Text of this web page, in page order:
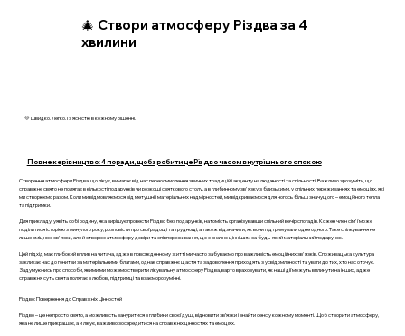
🎄 Створи атмосферу Різдва за 4
хвилини
💛 Швидко. Легко. І з ясністю в кожному рішенні.
Повне керівництво: 4 поради, щоб зробити це Різдво часом внутрішнього спокою
Створення атмосфери Різдва, що лікує, вимагає від нас переосмислення звичних традицій і акценту на людяності та спільності. Важливо зрозуміти, що
справжнє свято не полягає в кількості подарунків чи розкоші святкового столу, а в глибинному зв'язку з близькими, у спільних переживаннях та емоціях, які
ми створюємо разом. Коли ми відмовляємося від метушні і матеріальних надмірностей, ми відкриваємося для чогось більш значущого – емоційного тепла
та підтримки.
Для прикладу, уявіть собі родину, яка вирішує провести Різдво без подарунків, натомість організувавши спільний вечір спогадів. Кожен член сім'ї може
поділитися історією з минулого року, розповісти про свої радощі та труднощі, а також відзначити, як вони підтримували одне одного. Таке спілкування не
лише зміцнює зв'язки, але й створює атмосферу довіри та співпереживання, що є значно ціннішим за будь-який матеріальний подарунок.
Цей підхід має глибокий вплив на читача, адже в повсякденному житті ми часто забуваємо про важливість емоційних зв'язків. Споживацька культура
закликає нас до гонитви за матеріальними благами, однак справжнє щастя та задоволення приходять з усвідомленості та уваги до тих, хто нас оточує.
Задумуючись про способи, якими ми можемо створити лікувальну атмосферу Різдва, варто враховувати, як наші дії можуть вплинути на інших, адже
справжня суть свята полягає в любові, підтримці та взаєморозумінні.
Різдво: Повернення до Справжніх Цінностей
Різдво – це не просто свято, а можливість зануритися в глибини своєї душі, відновити зв’язки і знайти сенс у кожному моменті. Щоб створити атмосферу,
яка не лише прикрашає, а й лікує, важливо зосередитися на справжніх цінностях та емоціях.